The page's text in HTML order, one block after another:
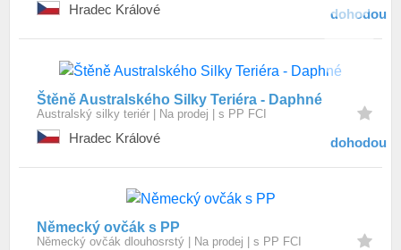
Hradec Králové dohodou
Štěně Australského Silky Teriéra - Daphné
Australský silky teriér Na prodej s PP FCI
Hradec Králové dohodou
Německý ovčák s PP
Německý ovčák dlouhosrstý Na prodej s PP FCI